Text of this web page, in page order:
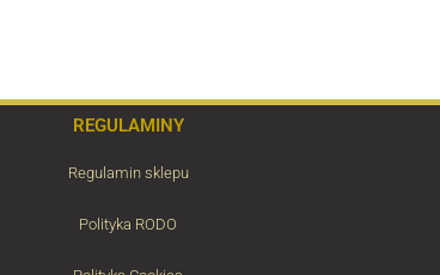
REGULAMINY
Regulamin sklepu
Polityka RODO